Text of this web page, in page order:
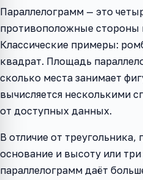
Параллелограмм — это
противоположные стороны
Классические примеры:
квадрат. Площадь
сколько места занимает
вычисляется несколькими
от доступных данных.
В отличие от треугольника,
основание и высоту или
параллелограмм даёт